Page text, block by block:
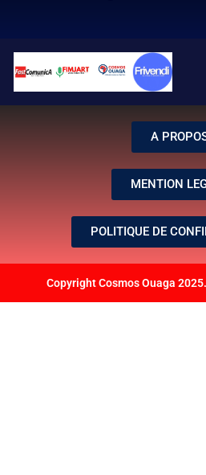
A
MENTION
POLITIQUE DE
Copyright Cosmos Ouaga